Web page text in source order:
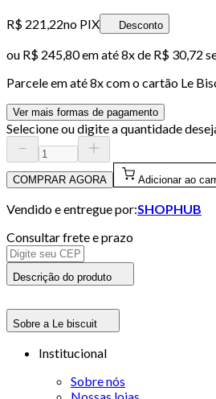
R$ 221,22no PIX Desconto
ou R$ 245,80em até8x de R$ 30,72
Parcele em até8x com o cartão Le
Ver mais formas de pagamento
Selecione ou digite a quantidade
COMPRAR AGORA Adicionar ao
Vendido e entregue por:SHOPHUB
Consultar frete e prazo
Descrição do produto
Sobre a Le biscuit
Institucional
Sobre nós